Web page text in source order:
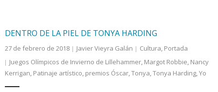
Nacional
Colaboradores
DENTRO DE LA PIEL DE TONYA HARDING
27 de febrero de 2018 Javier Vieyra Galán Cultura, Portada
Juegos Olímpicos de Invierno de Lillehammer, Margot Robbie, Nancy
Kerrigan, Patinaje artístico, premios Óscar,Tonya,Tonya Harding,Yo